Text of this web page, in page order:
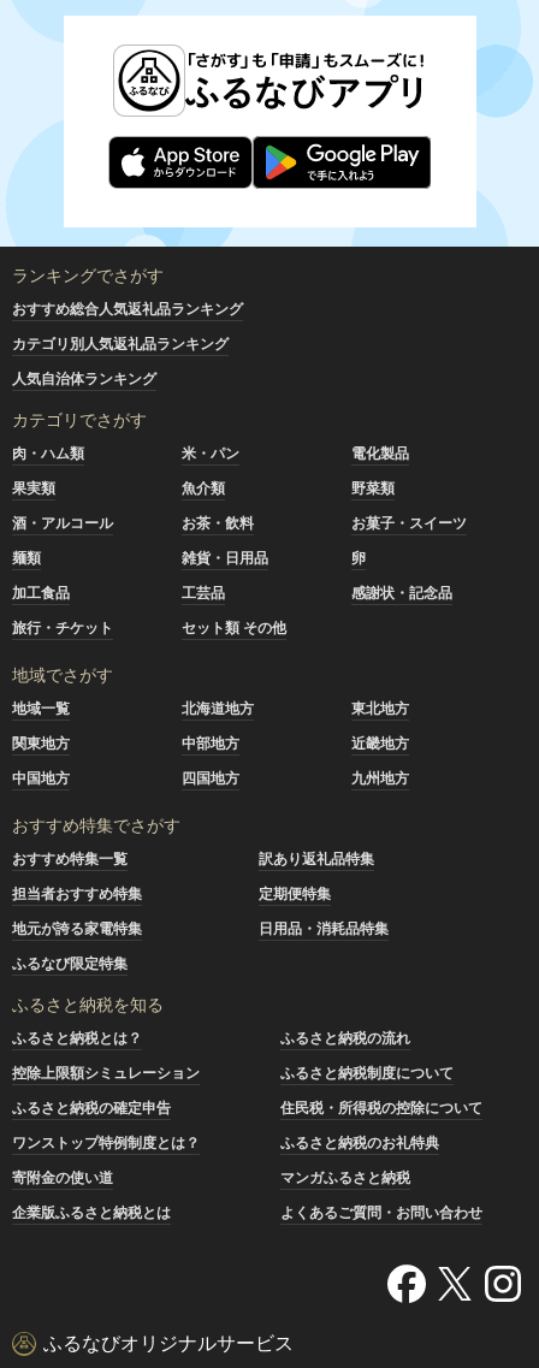
ランキングでさがす
おすすめ総合人気返礼品ランキング
カテゴリ別人気返礼品ランキング
人気自治体ランキング
カテゴリでさがす
肉・ハム類 米・パン
電化製品
果実類
魚介類
野菜類
酒・アルコール
お茶・飲料
お菓子・スイーツ
麺類
雑貨・日用品
卵
加工食品
工芸品
感謝状・記念品
旅行・チケット
セット類 その他
地域でさがす
地域一覧 北海道地方
東北地方
関東地方
中部地方
近畿地方
中国地方
四国地方 九州地方
おすすめ特集でさがす
おすすめ特集一覧
訳あり返礼品特集
担当者おすすめ特集
定期便特集
地元が誇る家電特集
日用品・消耗品特集
ふるなび限定特集
ふるさと納税を知る
ふるさと納税とは？
ふるさと納税の流れ
控除上限額シミュレーション
ふるさと納税制度について
ふるさと納税の確定申告
住民税・所得税の控除について
ワンストップ特例制度とは？
ふるさと納税のお礼特典
寄附金の使い道
マンガふるさと納税
企業版ふるさと納税とは
よくあるご質問・お問い合わせ
ふるなびオリジナルサービス